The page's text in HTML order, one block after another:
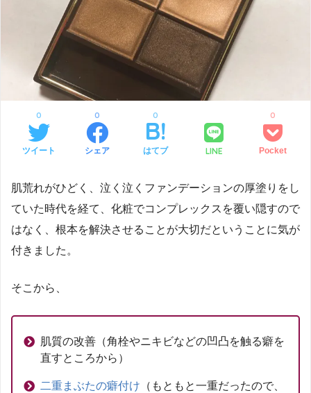
ツイート
0
シェア
0
はてブ
0
LINE Pocket
0
肌荒れがひどく、泣く泣くファンデーションの厚塗りをし
ていた時代を経て、化粧でコンプレックスを覆い隠すので
はなく、根本を解決させることが大切だということに気が
付きました。
そこから、
肌質の改善（角栓やニキビなどの凹凸を触る癖を
直すところから）
二重まぶたの癖付け （もともと一重だったので、